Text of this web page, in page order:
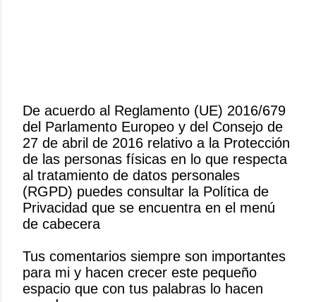
P
u
b
l
i
c
a
u
n
c
De acuerdo al Reglamento (UE) 2016/679
del Parlamento Europeo y del Consejo de
27 de abril de 2016 relativo a la Protección
de las personas físicas en lo que respecta
al tratamiento de datos personales
(RGPD) puedes consultar la Política de
Privacidad que se encuentra en el menú
de cabecera
Tus comentarios siempre son importantes
para mi y hacen crecer este pequeño
espacio que con tus palabras lo hacen